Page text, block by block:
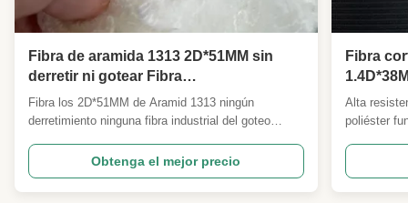
Fibra de aramida 1313 2D*51MM sin
derretir ni gotear Fibra
industrial,retardante de llama inherente
resistente al calor Fibra de hilar
Fibra los 2D*51MM de Aramid 1313 ningún
derretimiento ninguna fibra industrial del goteo
cortada Meta Aramid 1313 2D*51MM es una fibra
funcional de poliamida aromática especial de alto
rendimiento, ampliamente reconocida como la
Obtenga el mejor precio
Fibra
tela de
Alta
poliéster
rayos UV
ser